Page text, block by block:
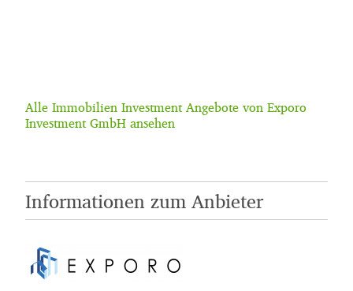
Alle Immobilien Investment Angebote von Exporo
Investment GmbH ansehen
Informationen zum Anbieter